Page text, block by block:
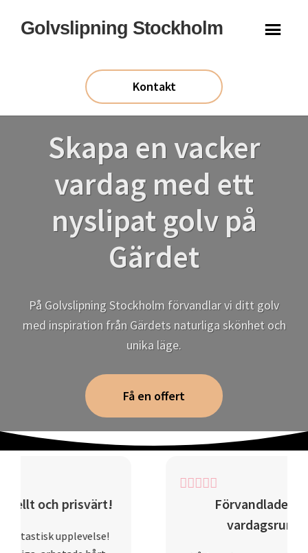
Golvslipning Stockholm
Kontakt
Skapa en vacker
vardag med ett
nyslipat golv på
Gärdet
På Golvslipning Stockholm förvandlar vi ditt golv
med inspiration från Gärdets naturliga skönhet och
unika läge.
Få en offert
Förvandlade vårt